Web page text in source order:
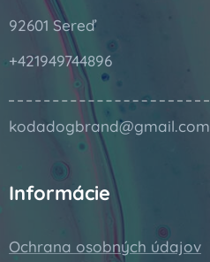
92601 Sereď
+421949744896
kodadogbrand@gmail.com
Informácie
Ochrana osobných údajov